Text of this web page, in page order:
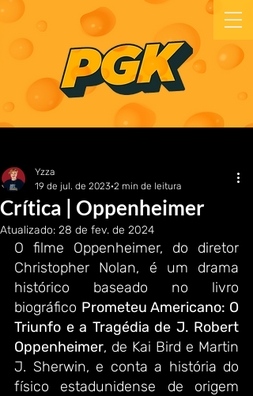
Crítica | Oppenheimer
Yzza
19 de jul. de 2023 2 min de leitura
Atualizado: 28 de fev. de 2024
O filme Oppenheimer, do diretor
Christopher Nolan, é um drama
histórico baseado no livro
biográfico Prometeu Americano: O
Triunfo e a Tragédia de J. Robert
Oppenheimer, de Kai Bird e Martin
J. Sherwin, e conta a história do
físico estadunidense de origem